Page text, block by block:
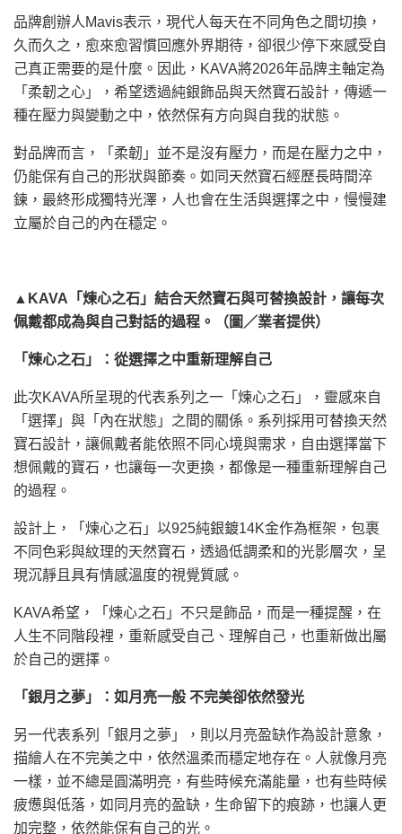
品牌創辦人Mavis表示，現代人每天在不同角色之間切換，
久而久之，愈來愈習慣回應外界期待，卻很少停下來感受自
己真正需要的是什麼。因此，KAVA將2026年品牌主軸定為
「柔韌之心」，希望透過純銀飾品與天然寶石設計，傳遞一
種在壓力與變動之中，依然保有方向與自我的狀態。
對品牌而言，「柔韌」並不是沒有壓力，而是在壓力之中，
仍能保有自己的形狀與節奏。如同天然寶石經歷長時間淬
鍊，最終形成獨特光澤，人也會在生活與選擇之中，慢慢建
立屬於自己的內在穩定。
▲KAVA「煉心之石」結合天然寶石與可替換設計，讓每次
佩戴都成為與自己對話的過程。（圖／業者提供）
「煉心之石」：從選擇之中重新理解自己
此次KAVA所呈現的代表系列之一「煉心之石」，靈感來自
「選擇」與「內在狀態」之間的關係。系列採用可替換天然
寶石設計，讓佩戴者能依照不同心境與需求，自由選擇當下
想佩戴的寶石，也讓每一次更換，都像是一種重新理解自己
的過程。
設計上，「煉心之石」以925純銀鍍14K金作為框架，包裹
不同色彩與紋理的天然寶石，透過低調柔和的光影層次，呈
現沉靜且具有情感溫度的視覺質感。
KAVA希望，「煉心之石」不只是飾品，而是一種提醒，在
人生不同階段裡，重新感受自己、理解自己，也重新做出屬
於自己的選擇。
「銀月之夢」：如月亮一般 不完美卻依然發光
另一代表系列「銀月之夢」，則以月亮盈缺作為設計意象，
描繪人在不完美之中，依然溫柔而穩定地存在。人就像月亮
一樣，並不總是圓滿明亮，有些時候充滿能量，也有些時候
疲憊與低落，如同月亮的盈缺，生命留下的痕跡，也讓人更
加完整，依然能保有自己的光。